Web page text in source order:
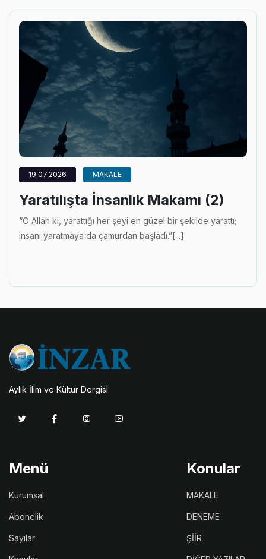
19.07.2026 MAKALE
Yaratılışta İnsanlık Makamı (2)
“O Allah ki, yarattığı her şeyi en güzel bir şekilde yarattı;
insanı yaratmaya da çamurdan başladı.”[...]
Aylık İlim ve Kültür Dergisi
Menü
Kurumsal
Abonelik
Sayılar
Konular
MAKALE
DENEME
ŞİİR